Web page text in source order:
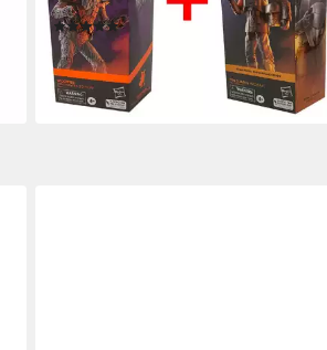
(Morak) und Wookie
(1)
24,95 € UVP 29,95 €
-17%
lieferbar - in 3-4 Werktagen bei dir